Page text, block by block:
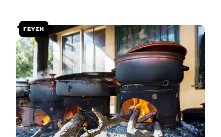
ΓΕΥΣΗ